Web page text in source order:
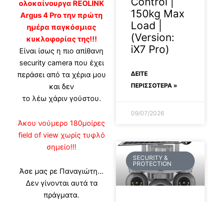
ολοκαίνουργα REOLINK
Argus 4 Pro την πρώτη
ημέρα παγκόσμιας
κυκλοφορίας της!!!
Είναι ίσως η πιο απίθανη
security camera που έχει
περάσει από τα χέρια μου
και δεν
το λέω χάριν γούστου.
Άκου νούμερο 180μοίρες
field of view χωρίς τυφλό
σημείο!!!
Άσε μας ρε Παναγιώτη…
Δεν γίνονται αυτά τα
πράγματα.
150kg Max
Load |
(Version:
iX7 Pro)
ΔΕΊΤΕ
ΠΕΡΙΣΣΟΤΕΡΑ »
09/07/2026
SECURITY &
PROTECTION